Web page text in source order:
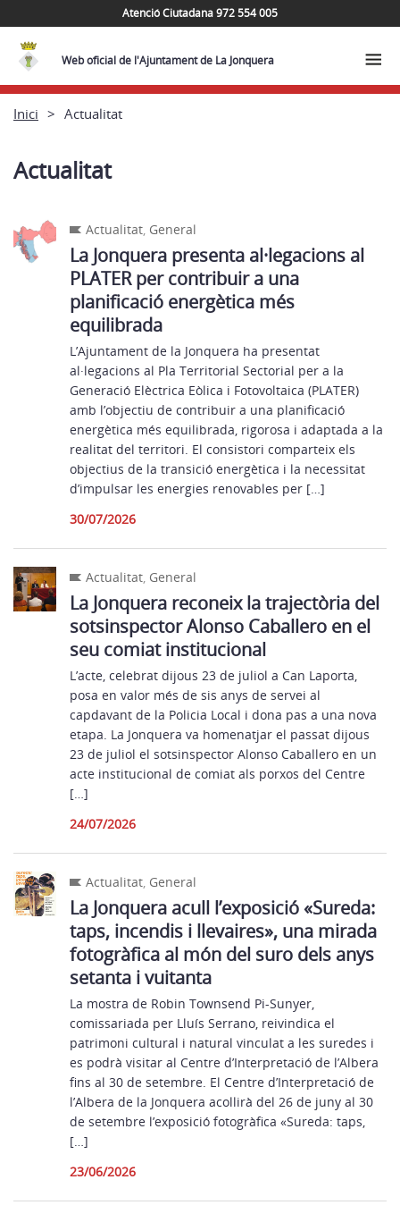
Atenció Ciutadana 972 554 005
Web oficial de l'Ajuntament de La Jonquera
Inici Actualitat
Actualitat
Actualitat, General
La Jonquera presenta al·legacions al
PLATER per contribuir a una
planificació energètica més
equilibrada
L’Ajuntament de la Jonquera ha presentat
al·legacions al Pla Territorial Sectorial per a la
Generació Elèctrica Eòlica i Fotovoltaica (PLATER)
amb l’objectiu de contribuir a una planificació
energètica més equilibrada, rigorosa i adaptada a la
realitat del territori. El consistori comparteix els
objectius de la transició energètica i la necessitat
d’impulsar les energies renovables per […]
30/07/2026
Actualitat, General
La Jonquera reconeix la trajectòria del
sotsinspector Alonso Caballero en el
seu comiat institucional
L’acte, celebrat dijous 23 de juliol a Can Laporta,
posa en valor més de sis anys de servei al
capdavant de la Policia Local i dona pas a una nova
etapa. La Jonquera va homenatjar el passat dijous
23 de juliol el sotsinspector Alonso Caballero en un
acte institucional de comiat als porxos del Centre
[…]
24/07/2026
Actualitat, General
La Jonquera acull l’exposició «Sureda:
taps, incendis i llevaires», una mirada
fotogràfica al món del suro dels anys
setanta i vuitanta
La mostra de Robin Townsend Pi-Sunyer,
comissariada per Lluís Serrano, reivindica el
patrimoni cultural i natural vinculat a les suredes i
es podrà visitar al Centre d’Interpretació de l’Albera
fins al 30 de setembre. El Centre d’Interpretació de
l’Albera de la Jonquera acollirà del 26 de juny al 30
de setembre l’exposició fotogràfica «Sureda: taps,
[…]
23/06/2026